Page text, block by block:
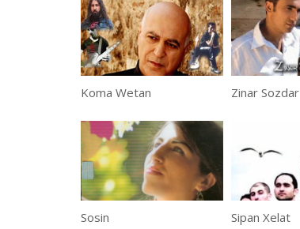
Koma Wetan Zinar Sozdar
Sosin Sipan Xelat